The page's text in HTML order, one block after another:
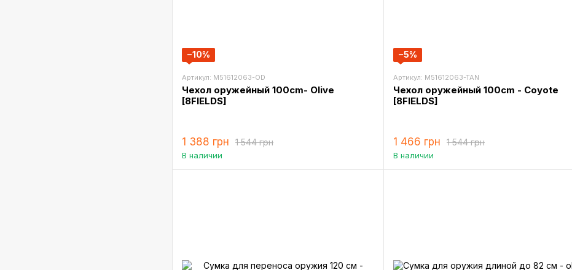
−10%
Артикул: M51612063-OD
Чехол оружейный 100cm- Olive
[8FIELDS]
1 544 грн
1 388 грн
В наличии
−5%
Артикул: M51612063-TAN
Чехол оружейный 100cm - Coyote
[8FIELDS]
1 544 грн
1 466 грн
В наличии